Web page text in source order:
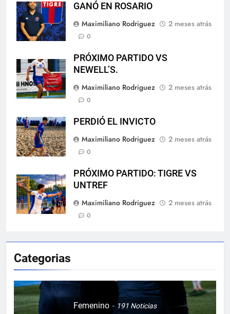
GANÓ EN ROSARIO
Maximiliano Rodriguez
2 meses atrás
0
PRÓXIMO PARTIDO VS
NEWELL’S.
Maximiliano Rodriguez
2 meses atrás
0
PERDIÓ EL INVICTO
Maximiliano Rodriguez
2 meses atrás
0
PRÓXIMO PARTIDO: TIGRE VS
UNTREF
Maximiliano Rodriguez
2 meses atrás
0
Categorias
Femenino 191 Noticias